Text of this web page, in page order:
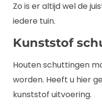
Zo is er altijd wel de
iedere tuin.
Kunststof
Houten schuttingen
worden. Heeft u hier
kunststof uitvoering.